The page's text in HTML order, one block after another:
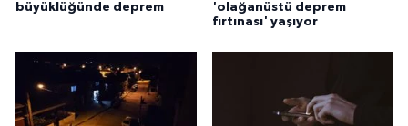
büyüklüğünde deprem
'olağanüstü deprem
fırtınası' yaşıyor